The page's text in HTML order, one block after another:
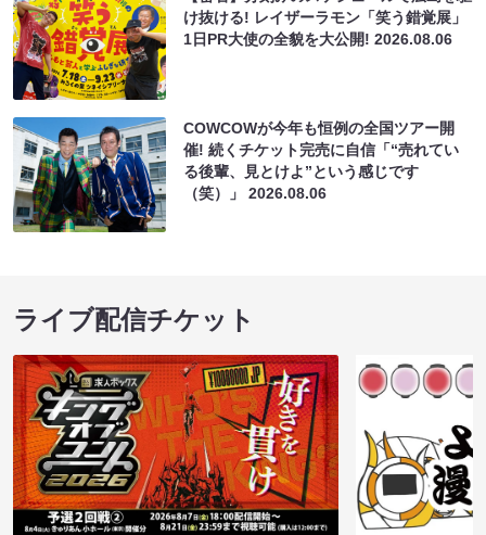
け抜ける! レイザーラモン「笑う錯覚展」
1日PR大使の全貌を大公開!2026.08.06
COWCOWが今年も恒例の全国ツアー開
催! 続くチケット完売に自信「“売れてい
る後輩、見とけよ”という感じです
（笑）」2026.08.06
ライブ配信チケット